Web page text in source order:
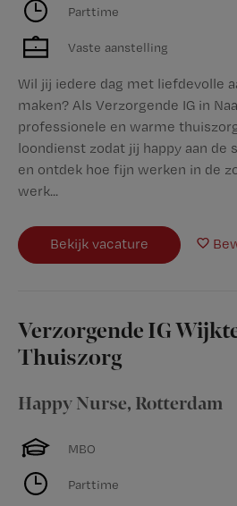
Parttime
Vaste aanstelling
Wil jij iedere dag met liefdevolle
maken? Als Verzorgende IG in
professionele en warme
loondienst zodat jij happy aan de
en ontdek hoe fijn werken in de
werk...
Bekijk vacature
Verzorgende IG
Thuiszorg
Happy Nurse, Rotterdam
MBO
Parttime